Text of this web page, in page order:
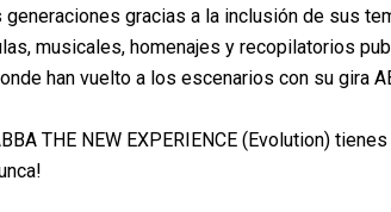
generaciones gracias a la inclusión de sus
musicales, homenajes y recopilatorios
han vuelto a los escenarios con su gira
THE NEW EXPERIENCE (Evolution)